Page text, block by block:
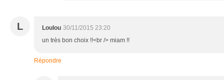
L Loulou 30/11/2015 23:20
un très bon choix !!<br /> miam !!
Répondre